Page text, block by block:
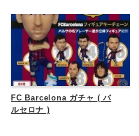
FC Barcelona ガチャ ( バ
ルセロナ )